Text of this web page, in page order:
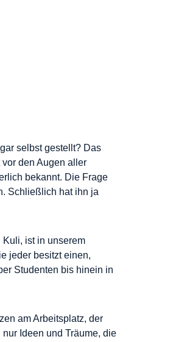
selbst gestellt? Das
den Augen aller
bekannt. Die Frage
Schließlich hat ihn ja
ist in unserem
jeder besitzt einen,
Studenten bis hinein in
am Arbeitsplatz, der
Ideen und Träume, die